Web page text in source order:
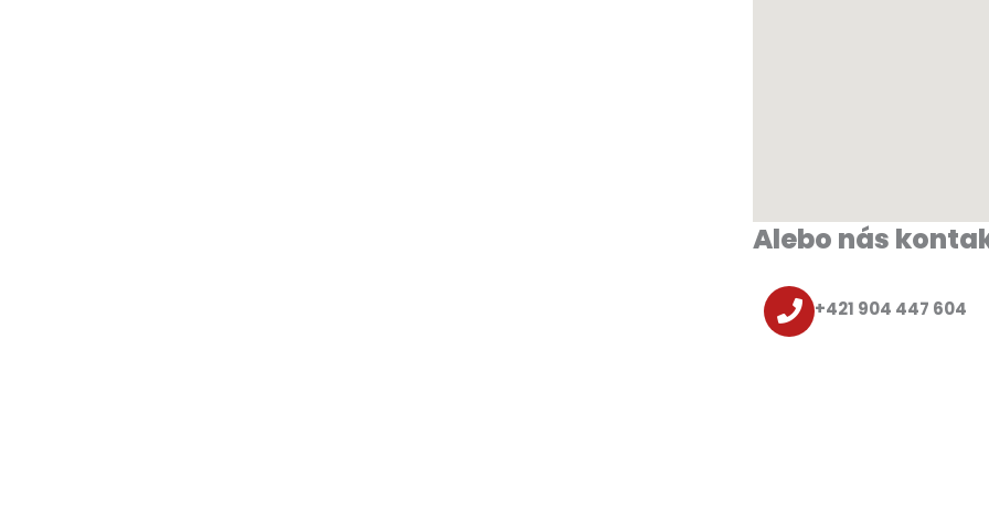
Alebo nás
+421 904 447 604